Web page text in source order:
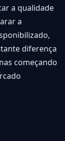
a qualidade
a
diferença
começando